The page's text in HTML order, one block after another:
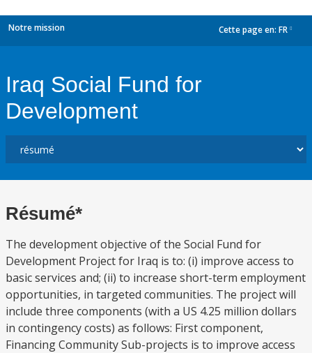
Notre mission Cette page en: FR
Iraq Social Fund for
Development
Résumé*
The development objective of the Social Fund for
Development Project for Iraq is to: (i) improve access to
basic services and; (ii) to increase short-term employment
opportunities, in targeted communities. The project will
include three components (with a US 4.25 million dollars
in contingency costs) as follows: First component,
Financing Community Sub-projects is to improve access